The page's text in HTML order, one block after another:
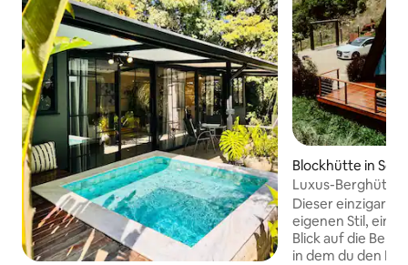
Blockhütte in
Luxus-Berghütte
Dieser
eigenen Stil,
Blick auf die
in dem du den